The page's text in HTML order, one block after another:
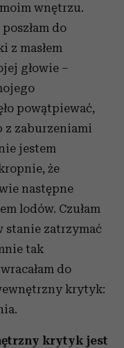
wnętrzu.
do
z masłem
głowie –
powątpiewać,
z zaburzeniami
jestem
że
następne
lodów. Czułam
stanie zatrzymać
tak
do
krytyk:
krytyk jest